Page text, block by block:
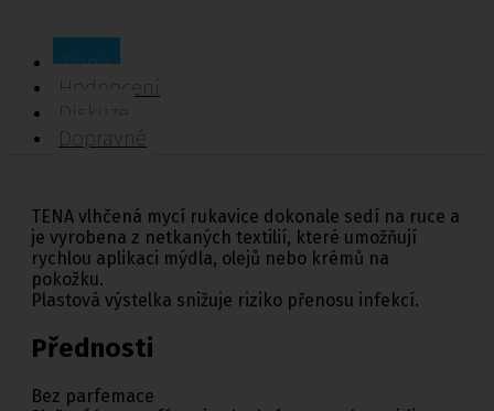
Popis
Hodnocení
Diskuze
Dopravné
TENA vlhčená mycí rukavice dokonale sedí na ruce a
je vyrobena z netkaných textilií, které umožňují
rychlou aplikaci mýdla, olejů nebo krémů na
pokožku.
Plastová výstelka snižuje riziko přenosu infekcí.
Přednosti
Bez parfemace